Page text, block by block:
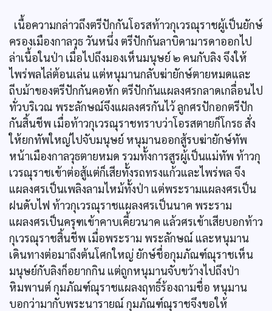
เนื้อความกล่าวถึงตรีปักกันโอรสท้าวกุเวรณุราชผู้เป็นยักษ์
ครองเมืองกาลวุธ วันหนึ่ง ตรีปักกันลาบิดามารดาออกไป
ล่าเนื้อในป่า เมื่อไปถึงมองเห็นมนุษย์ ๒ คนกับลิง จึงให้
ไพร่พลไล่ต้อนเล่น แต่หนุมานกลับฆ่ายักษ์ตายหมดและ
ถีบม้าของตรีปักกันคอหัก ตรีปักกันแผลงศรกลาดเกลื่อนไป
ทั่วบริเวณ พระลักษณ์จึงแผลงศรกันไว้ ลูกศรปักอกตรีปัก
กันสิ้นชีพ เมื่อท้าวกุเวรณุราชทราบว่าโอรสตายก็โกรธ สั่ง
ให้ยกทัพใหญ่ไปจับมนุษย์ หนุมานออกสู้รบฆ่ายักษ์ทัพ
หน้าเมืองกาลวุธตายหมด รวมทั้งการสูรผู้เป็นแม่ทัพ ท้าวกุ
เวรณุราชเข้าต่อสู้แต่ก็เสียทั้งรถทรงแก้วและไพร่พล จึง
แผลงศรเป็นเพลิงลามไหม้ทั้งป่า แต่พระรามแผลงศรเป็น
ฝนดับไฟ ท้าวกุเวรณุราชแผลงศรเป็นนาค พระราม
แผลงศรเป็นครุฑเข้าคาบเคี้ยวนาค แล้วศรเข้าเสียบอกท้าว
กุเวรณุราชสิ้นชีพ เมื่อพระราม พระลักษณ์ และหนุมาน
เดินทางต่อมาถึงต้นโศกใหญ่ ยักษ์ชื่อกุมภัณฑ์ณุราชเห็น
มนุษย์กับลิงก็อยากกิน แต่ถูกหนุมานจับขว้างไปถึงป่า
หิมพานต์ กุมภัณฑ์ณุราชแผลงฤทธิ์ร้องถามชื่อ หนุมาน
บอกว่ามากับพระนารายณ์ กุมภัณฑ์ณุราชจึงขอให้